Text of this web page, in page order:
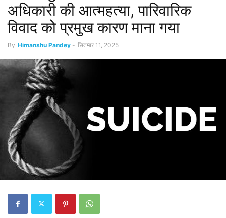
अधिकारी की आत्महत्या, पारिवारिक
विवाद को प्रमुख कारण माना गया
By Himanshu Pandey - सितम्बर 11, 2025